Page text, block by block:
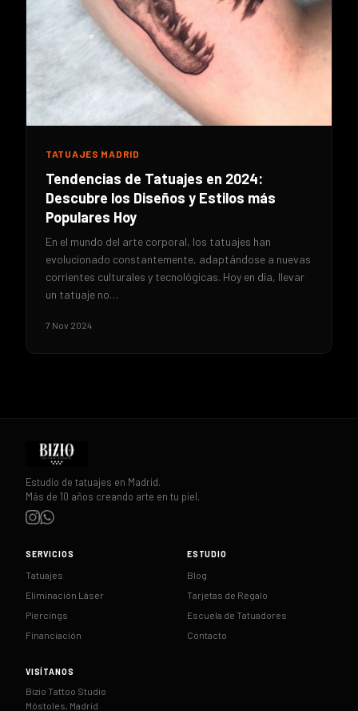
TATUAJES MADRID
Tendencias de Tatuajes en 2024:
Descubre los Diseños y Estilos más
Populares Hoy
En el mundo del arte corporal, los tatuajes han
evolucionado constantemente, adaptándose a nuevas
corrientes culturales y tecnológicas. Hoy en día, llevar
un tatuaje no…
7 Nov 2024
Estudio de tatuajes en Madrid.
Más de 10 años creando arte en tu piel.
SERVICIOS
Tatuajes
Eliminación Láser
Piercings
Financiación
ESTUDIO
Blog
Tarjetas de Regalo
Escuela de Tatuadores
Contacto
VISÍTANOS
Bizio Tattoo Studio
Móstoles, Madrid